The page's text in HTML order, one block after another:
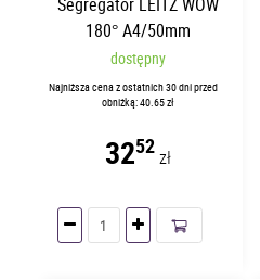
180° A4/50mm
Turkusowy 10060051
dostępny
Najniższa cena z ostatnich 30 dni przed
obniżką: 40.65 zł
3252zł